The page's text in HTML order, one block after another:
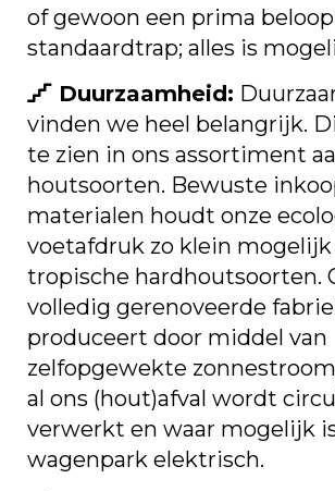
of gewoon een prima
standaardtrap; alles is
Duurzaamheid:
vinden we heel belangrijk.
te zien in ons assortiment
houtsoorten. Bewuste
materialen houdt onze
voetafdruk zo klein mogelijk
tropische hardhoutsoorten.
volledig gerenoveerde
produceert door middel van
zelfopgewekte
al ons (hout)afval wordt
verwerkt en waar mogelijk
wagenpark elektrisch.